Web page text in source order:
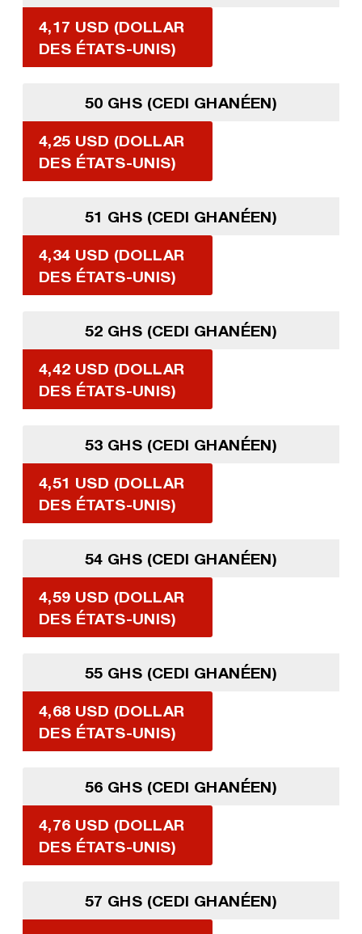
4,17 USD (DOLLAR
DES ÉTATS-UNIS)
50 GHS (CEDI GHANÉEN)
4,25 USD (DOLLAR
DES ÉTATS-UNIS)
51 GHS (CEDI GHANÉEN)
4,34 USD (DOLLAR
DES ÉTATS-UNIS)
52 GHS (CEDI GHANÉEN)
4,42 USD (DOLLAR
DES ÉTATS-UNIS)
53 GHS (CEDI GHANÉEN)
4,51 USD (DOLLAR
DES ÉTATS-UNIS)
54 GHS (CEDI GHANÉEN)
4,59 USD (DOLLAR
DES ÉTATS-UNIS)
55 GHS (CEDI GHANÉEN)
4,68 USD (DOLLAR
DES ÉTATS-UNIS)
56 GHS (CEDI GHANÉEN)
4,76 USD (DOLLAR
DES ÉTATS-UNIS)
57 GHS (CEDI GHANÉEN)